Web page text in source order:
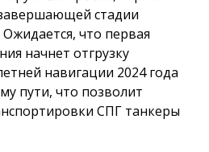
стадии
Ожидается, что первая
начнет отгрузку
навигации 2024 года
пути, что позволит
СПГ танкеры